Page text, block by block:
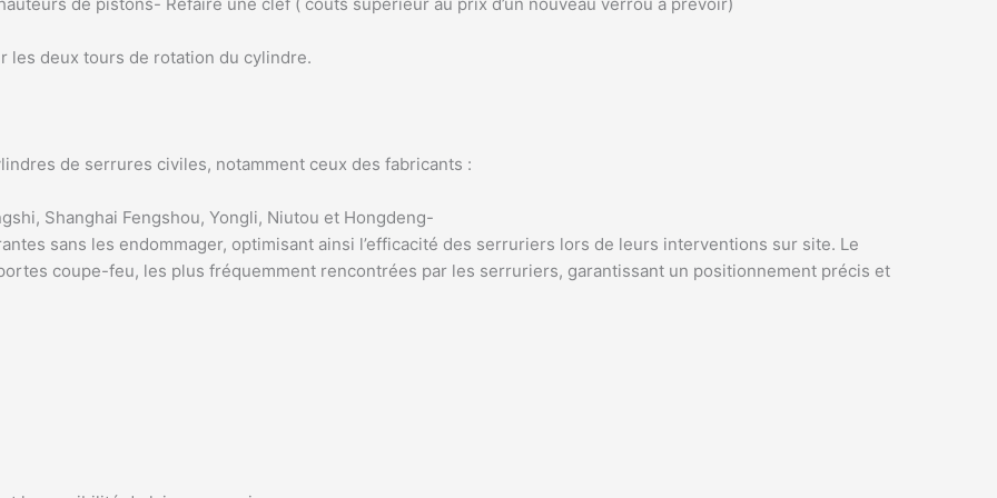
les deux tours de rotation du cylindre.
de serrures civiles, notamment ceux des fabricants :
Shanghai Fengshou, Yongli, Niutou et Hongdeng-
sans les endommager, optimisant ainsi l’efficacité des serruriers lors de leurs interventions sur site. Le
coupe-feu, les plus fréquemment rencontrées par les serruriers, garantissant un positionnement précis et